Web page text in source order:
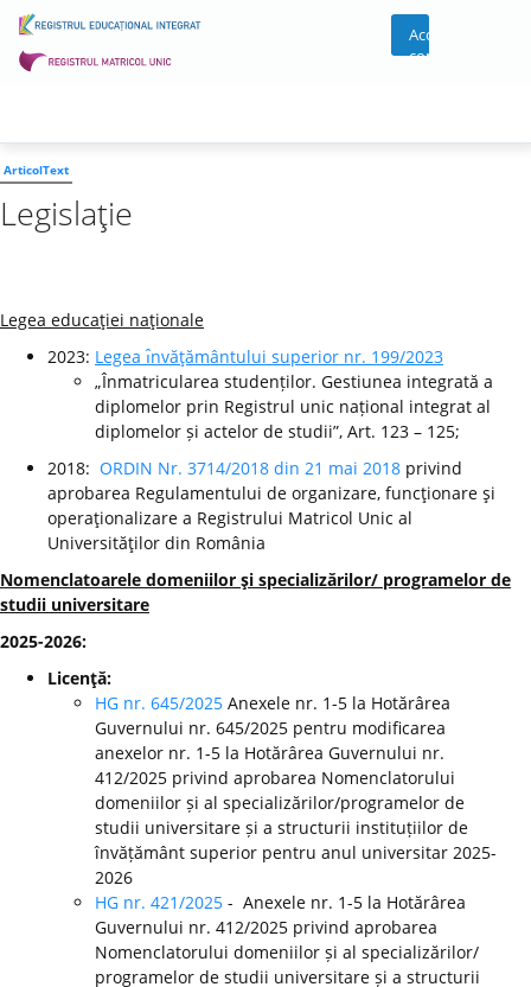
Acces
cont
ArticolText
Legislaţie
Legea educaţiei naţionale
2023: Legea ı̂nvăţământului superior nr. 199/2023
„Înmatricularea studenților. Gestiunea integrată a
diplomelor prin Registrul unic național integrat al
diplomelor și actelor de studii”, Art. 123 – 125;
2018: ORDIN Nr. 3714/2018 din 21 mai 2018 privind
aprobarea Regulamentului de organizare, funcţionare şi
operaţionalizare a Registrului Matricol Unic al
Universităţilor din România
Nomenclatoarele domeniilor şi specializărilor/ programelor de
studii universitare
2025-2026:
Licenţă:
HG nr. 645/2025 Anexele nr. 1-5 la Hotărârea
Guvernului nr. 645/2025 pentru modificarea
anexelor nr. 1-5 la Hotărârea Guvernului nr.
412/2025 privind aprobarea Nomenclatorului
domeniilor și al specializărilor/programelor de
studii universitare și a structurii instituțiilor de
învățământ superior pentru anul universitar 2025-
2026
HG nr. 421/2025 - Anexele nr. 1-5 la Hotărârea
Guvernului nr. 412/2025 privind aprobarea
Nomenclatorului domeniilor și al specializărilor/
programelor de studii universitare și a structurii